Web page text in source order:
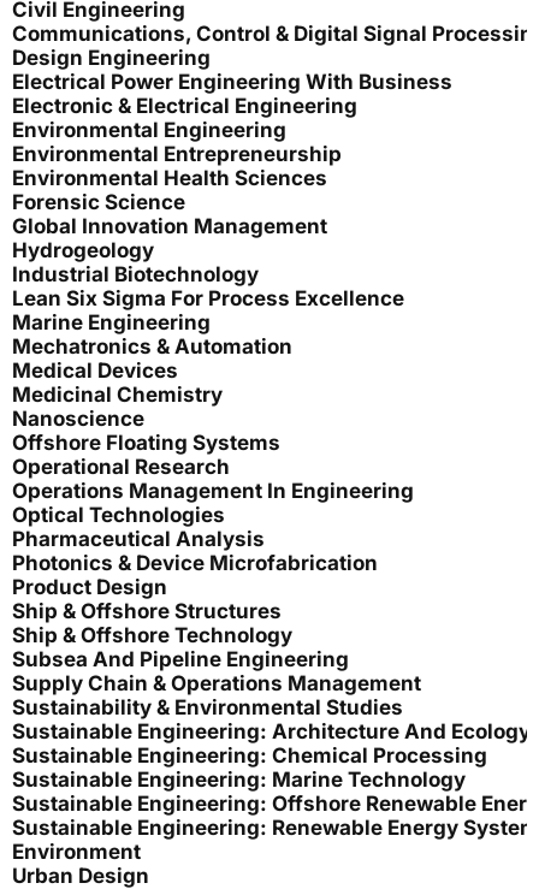
Civil Engineering
Communications, Control & Digital Signal
Design Engineering
Electrical Power Engineering With Business
Electronic & Electrical Engineering
Environmental Engineering
Environmental Entrepreneurship
Environmental Health Sciences
Forensic Science
Global Innovation Management
Hydrogeology
Industrial Biotechnology
Lean Six Sigma For Process Excellence
Marine Engineering
Mechatronics & Automation
Medical Devices
Medicinal Chemistry
Nanoscience
Offshore Floating Systems
Operational Research
Operations Management In Engineering
Optical Technologies
Pharmaceutical Analysis
Photonics & Device Microfabrication
Product Design
Ship & Offshore Structures
Ship & Offshore Technology
Subsea And Pipeline Engineering
Supply Chain & Operations Management
Sustainability & Environmental Studies
Sustainable Engineering: Architecture And Ecology
Sustainable Engineering: Chemical Processing
Sustainable Engineering: Marine Technology
Sustainable Engineering: Offshore Renewable
Sustainable Engineering: Renewable Energy
Environment
Urban Design